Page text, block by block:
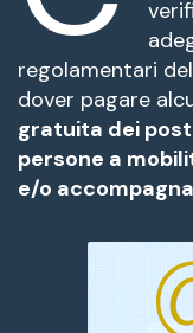
regolamentari
dover pagare
gratuita dei
persone a
e/o